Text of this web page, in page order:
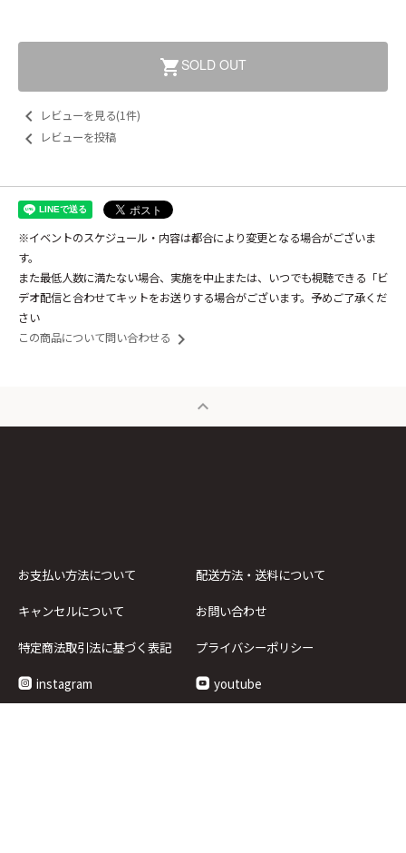
shopping_cart SOLD OUT
keyboard_arrow_left レビューを見る(1件)
keyboard_arrow_left レビューを投稿
※イベントのスケジュール・内容は都合により変更となる場合がございま
す。
また最低人数に満たない場合、実施を中止または、いつでも視聴できる「ビ
デオ配信と合わせてキットをお送りする場合がございます。予めご了承くだ
さい
この商品について問い合わせる keyboard_arrow_right
expand_less
お支払い方法について
配送方法・送料について
キャンセルについて
お問い合わせ
特定商法取引法に基づく表記
プライバシーポリシー
instagram
youtube